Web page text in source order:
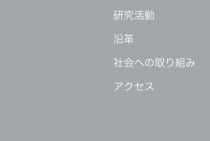
研究活動
沿革
社会への取り組み
アクセス